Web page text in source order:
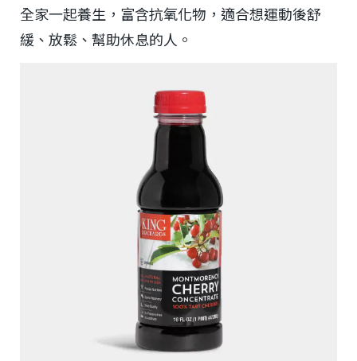
全家一起養生，富含抗氧化物，適合想運動後舒
緩、放鬆、幫助休息的人。